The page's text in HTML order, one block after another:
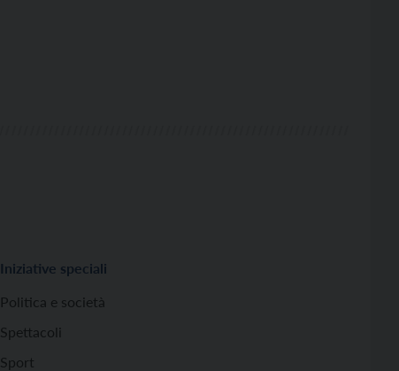
Iniziative speciali
Politica e società
Spettacoli
Sport